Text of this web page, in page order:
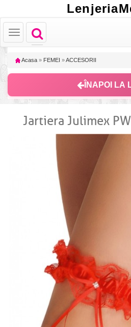
Toggle
navigation
Toggle
navigation
Acasa » FEMEI »ACCESORII
ÎNAPOI LA
Jartiera Julimex